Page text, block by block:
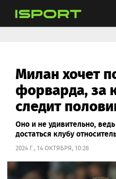
Милан хочет
форварда, за
следит
Оно и не удивительно,
достаться клубу
2024 Г., 14 ОКТЯБРЯ, 10:28